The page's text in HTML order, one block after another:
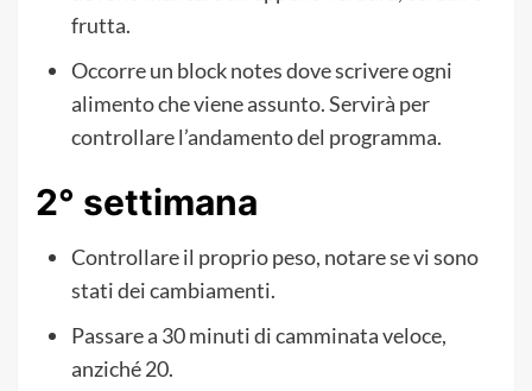
frutta.
Occorre un block notes dove scrivere ogni
alimento che viene assunto. Servirà per
controllare l’andamento del programma.
2° settimana
Controllare il proprio peso, notare se vi sono
stati dei cambiamenti.
Passare a 30 minuti di camminata veloce,
anziché 20.